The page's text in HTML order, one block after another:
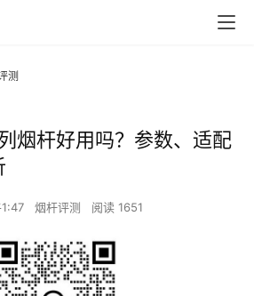
测
烟杆好用吗？参数、适配
烟杆评测 阅读 1651